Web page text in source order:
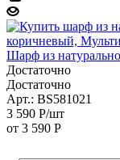
Шарф из
Достаточно
Достаточно
Арт.: BS581021
3 590 Р/шт
от 3 590 Р